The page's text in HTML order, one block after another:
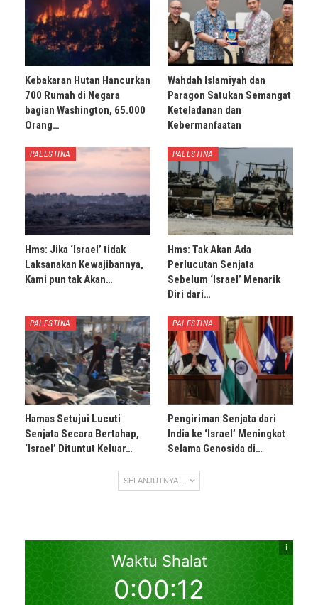
Kebakaran Hutan Hancurkan
700 Rumah di Negara
bagian Washington, 65.000
Orang…
Wahdah Islamiyah dan
Paragon Satukan Semangat
Keteladanan dan
Kebermanfaatan
PALESTINA
Hms: Jika ‘Israel’ tidak
Laksanakan Kewajibannya,
Kami pun tak Akan…
PALESTINA
Hms: Tak Akan Ada
Perlucutan Senjata
Sebelum ‘Israel’ Menarik
Diri dari…
PALESTINA
Hamas Setujui Lucuti
Senjata Secara Bertahap,
‘Israel’ Dituntut Keluar…
PALESTINA
Pengiriman Senjata dari
India ke ‘Israel’ Meningkat
Selama Genosida di…
SELANJUTNYA ...